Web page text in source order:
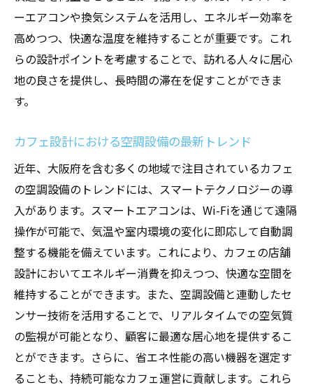
ーエアコンや換気システムを活用し、エネルギー効率を
高めつつ、快適な温度を維持することが重要です。これ
らの設計ポイントを考慮することで、訪れる人々に居心
地の良さを提供し、長時間の滞在を促すことができま
す。
カフェ設計における空調設備の最新トレンド
近年、大阪府を含む多くの地域で注目されているカフェ
の空調設備のトレンドには、スマートテクノロジーの導
入があります。スマートエアコンは、Wi-Fiを通じて遠隔
操作が可能で、気温や室内環境の変化に即応して自動調
整する機能を備えています。これにより、カフェの店舗
設計においてエネルギー消費を抑えつつ、快適な空間を
維持することができます。また、空調設備と連動したセ
ンサー技術を活用することで、リアルタイムでの空気質
の監視が可能となり、顧客に最適な居心地を提供するこ
とができます。さらに、省エネ性能の高い機器を選定す
ることも、持続可能なカフェ運営に貢献します。これら